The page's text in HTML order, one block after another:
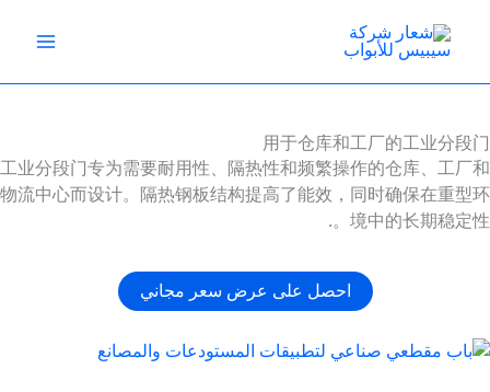
المحتوى
用于仓库和工厂的工业分段门
工业分段门专为需要耐用性、隔热性和频繁操作的仓库、工厂和
物流中心而设计。隔热钢板结构提高了能效，同时确保在重型环
境中的长期稳定性。.
احصل على عرض سعر مجاني